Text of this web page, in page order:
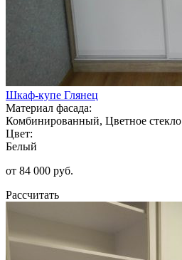
Шкаф-купе Глянец
Материал фасада:
Комбинированный, Цветное стекло
Цвет:
Белый
от 84 000 руб.
Рассчитать